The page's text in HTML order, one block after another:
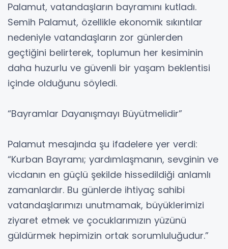
Palamut, vatandaşların bayramını kutladı.
Semih Palamut, özellikle ekonomik sıkıntılar
nedeniyle vatandaşların zor günlerden
geçtiğini belirterek, toplumun her kesiminin
daha huzurlu ve güvenli bir yaşam beklentisi
içinde olduğunu söyledi.
“Bayramlar Dayanışmayı Büyütmelidir”
Palamut mesajında şu ifadelere yer verdi:
“Kurban Bayramı; yardımlaşmanın, sevginin ve
vicdanın en güçlü şekilde hissedildiği anlamlı
zamanlardır. Bu günlerde ihtiyaç sahibi
vatandaşlarımızı unutmamak, büyüklerimizi
ziyaret etmek ve çocuklarımızın yüzünü
güldürmek hepimizin ortak sorumluluğudur.”